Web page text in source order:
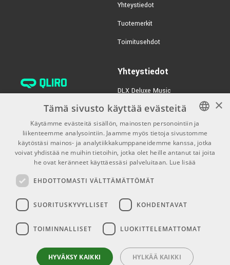
Yhteystiedot
Tuotemerkit
Toimitusehdot
Yhteystiedot
DLX Deluxe Music
verkkokaupan asiakaspalvelu:
tilaus@dlxmusic.fi
Puh: 0207 282240 (arkisin klo
13-17)
Puh: 0207 282250 (myymälä)
00580 Helsinki
Y-tunnus: 1983522-7
La 10-15
FINNISH
FINNISH
×
Tämä sivusto käyttää evästeitä
Käytämme evästeitä sisällön, mainosten personointiin ja
liikenteemme analysointiin. Jaamme myös tietoja sivustomme
käytöstäsi mainos- ja analytiikkakumppaneidemme kanssa, jotka
voivat yhdistää ne muihin tietoihin, jotka olet heille antanut tai joita
he ovat keränneet käyttäessäsi palveluitaan. Lue lisää
EHDOTTOMASTI VÄLTTÄMÄTTÖMÄT
SUORITUSKYVYLLISET KOHDENTAVAT
TOIMINNALLISET LUOKITTELEMATTOMAT
HYVÄKSY KAIKKI HYLKÄÄ KAIKKI